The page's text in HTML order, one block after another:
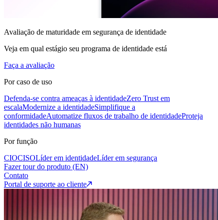
Avaliação de maturidade em segurança de identidade
Veja em qual estágio seu programa de identidade está
Faça a avaliação
Por caso de uso
Defenda-se contra ameaças à identidadeZero Trust em
escalaModernize a identidadeSimplifique a
conformidadeAutomatize fluxos de trabalho de identidadeProteja
identidades não humanas
Por função
CIOCISOLíder em identidadeLíder em segurança
Fazer tour do produto (EN)
Contato
Portal de suporte ao cliente